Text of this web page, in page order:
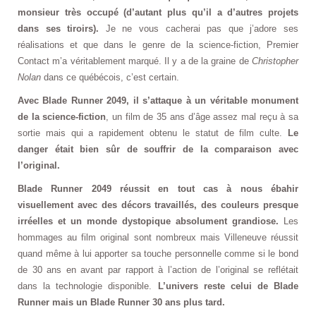
monsieur très occupé (d’autant plus qu’il a d’autres projets
dans ses tiroirs). Je ne vous cacherai pas que j’adore ses
réalisations et que dans le genre de la science-fiction, Premier
Contact m’a véritablement marqué. Il y a de la graine de Christopher
Nolan dans ce québécois, c’est certain.
Avec Blade Runner 2049, il s’attaque à un véritable monument
de la science-fiction , un film de 35 ans d’âge assez mal reçu à sa
sortie mais qui a rapidement obtenu le statut de film culte. Le
danger était bien sûr de souffrir de la comparaison avec
l’original.
Blade Runner 2049 réussit en tout cas à nous ébahir
visuellement avec des décors travaillés, des couleurs presque
irréelles et un monde dystopique absolument grandiose. Les
hommages au film original sont nombreux mais Villeneuve réussit
quand même à lui apporter sa touche personnelle comme si le bond
de 30 ans en avant par rapport à l’action de l’original se reflétait
dans la technologie disponible. L’univers reste celui de Blade
Runner mais un Blade Runner 30 ans plus tard.